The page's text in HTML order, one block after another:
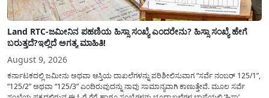
Land RTC-ಜಮೀನಿನ ಪಹಣಿಯ ಹಿಸ್ಸಾ ಸಂಖ್ಯೆ ಎಂದರೇನು? ಹಿಸ್ಸಾ ಸಂಖ್ಯೆ ಹೇಗೆ
ಬರುತ್ತದೆ?ಇಲ್ಲಿದೆ ಅಗತ್ಯ ಮಾಹಿತಿ!
August 9, 2026
ಕರ್ನಾಟಕದಲ್ಲಿ ಜಮೀನು ಅಥವಾ ಆಸ್ತಿಯ ದಾಖಲೆಗಳನ್ನು ಪರಿಶೀಲಿಸುವಾಗ “ಸರ್ವೆ ನಂಬರ್ 125/1”,
“125/2” ಅಥವಾ “125/3” ಎಂದಿರುವುದನ್ನು ನಾವು ಸಾಮಾನ್ಯ​ವಾಗಿ ಕಾಣುತ್ತೇವೆ. ಮೂಲ ಸರ್ವೆ